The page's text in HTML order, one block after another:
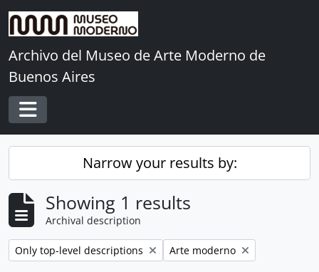
Skip to main content
Archivo del Museo de Arte Moderno de
Buenos Aires
Toggle navigation
Narrow your results by:
Showing 1 results
Archival description
Remove filter:
Only top-level descriptions Remove filter:
Arte moderno